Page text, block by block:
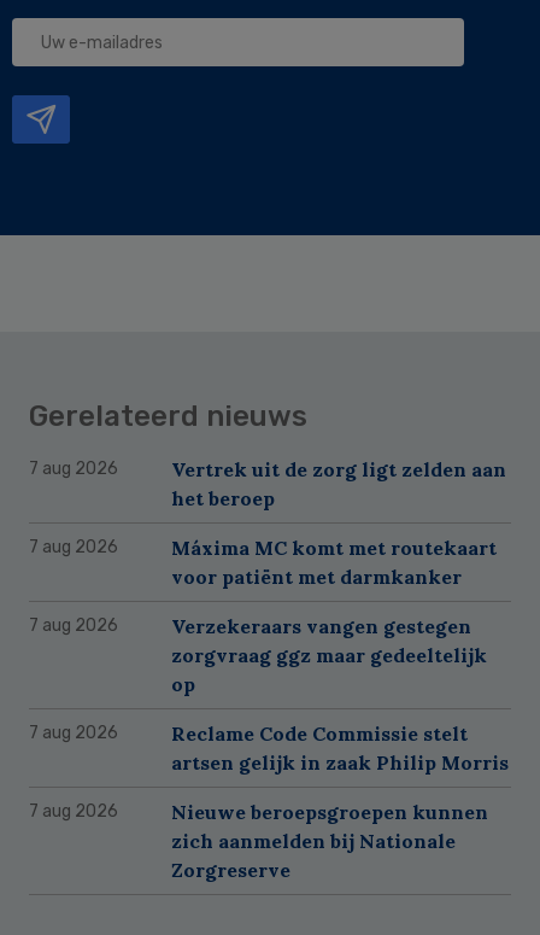
Uw
Gerelateerd nieuws
7 aug 2026
Vertrek uit de zorg ligt zelden aan
het beroep
7 aug 2026
Máxima MC komt met routekaart
voor patiënt met darmkanker
7 aug 2026
Verzekeraars vangen gestegen
zorgvraag ggz maar gedeeltelijk
op
7 aug 2026
Reclame Code Commissie stelt
artsen gelijk in zaak Philip Morris
7 aug 2026
Nieuwe beroepsgroepen kunnen
zich aanmelden bij Nationale
Zorgreserve